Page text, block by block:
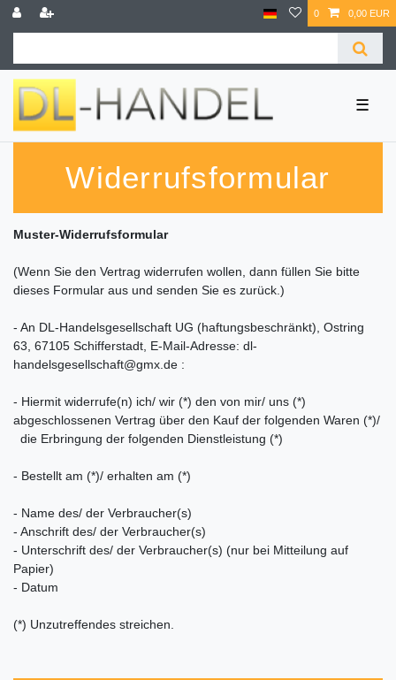
0 0,00 EUR
☰
Widerrufsformular
Muster-Widerrufsformular
(Wenn Sie den Vertrag widerrufen wollen, dann füllen Sie bitte
dieses Formular aus und senden Sie es zurück.)
- An DL-Handelsgesellschaft UG (haftungsbeschränkt), Ostring
63, 67105 Schifferstadt E-Mail-Adresse: dl-
handelsgesellschaft@gmx.de :
- Hiermit widerrufe(n) ich/ wir (*) den von mir/ uns (*)
abgeschlossenen Vertrag über den Kauf der folgenden Waren (*)/
die Erbringung der folgenden Dienstleistung (*)
- Bestellt am (*)/ erhalten am (*)
- Name des/ der Verbraucher(s)
- Anschrift des/ der Verbraucher(s)
- Unterschrift des/ der Verbraucher(s) (nur bei Mitteilung auf
Papier)
- Datum
(*) Unzutreffendes streichen.